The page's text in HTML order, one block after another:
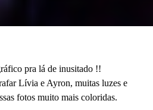
pra lá de inusitado !!
Lívia e Ayron, muitas luzes e
fotos muito mais coloridas.